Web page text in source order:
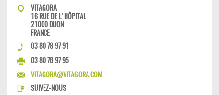
VITAGORA
16 RUE DE L'HÔPITAL
21000 DIJON
FRANCE
03 80 78 97 91
03 80 78 97 95
VITAGORA@VITAGORA.COM
SUIVEZ-NOUS